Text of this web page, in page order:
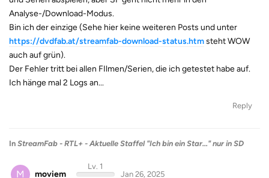
Analyse-/Download-Modus.
Bin ich der einzige (Sehe hier keine weiteren Posts und unter
https://dvdfab.at/streamfab-download-status.htmsteht WOW
auch auf grün).
Der Fehler tritt bei allen FIlmen/Serien, die ich getestet habe auf.
Ich hänge mal 2 Logs an...
Reply
In StreamFab - RTL+ - Aktuelle Staffel "Ich bin ein Star..." nur in SD
M moviem
Lv. 1
Jan 26, 2025